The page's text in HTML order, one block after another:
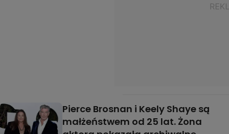
Pierce Brosnan i Keely Shaye są
małżeństwem od 25 lat. Żona